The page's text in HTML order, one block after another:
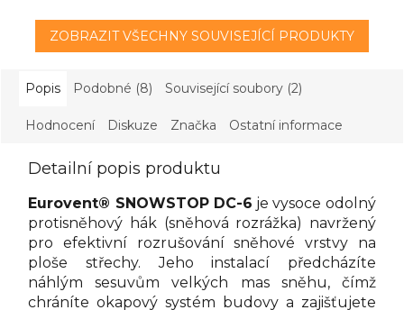
ZOBRAZIT VŠECHNY SOUVISEJÍCÍ PRODUKTY
Popis Podobné (8) Související soubory (2)
Hodnocení Diskuze Značka Ostatní informace
Detailní popis produktu
Eurovent® SNOWSTOP DC-6 je vysoce odolný
protisněhový hák (sněhová rozrážka) navržený
pro efektivní rozrušování sněhové vrstvy na
ploše střechy. Jeho instalací předcházíte
náhlým sesuvům velkých mas sněhu, čímž
chráníte okapový systém budovy a zajišťujete